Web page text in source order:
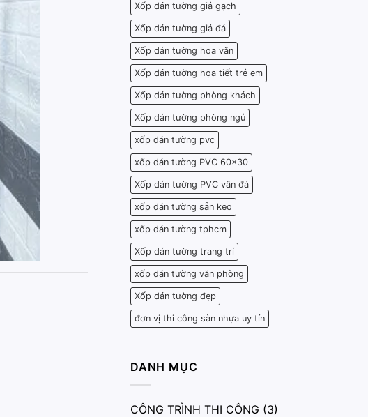
Xốp dán tường giả gạch
Xốp dán tường giả đá
Xốp dán tường hoa văn
Xốp dán tường họa tiết trẻ em
Xốp dán tường phòng khách
Xốp dán tường phòng ngủ
xốp dán tường pvc
xốp dán tường PVC 60x30
Xốp dán tường PVC vân đá
xốp dán tường sẵn keo
xốp dán tường tphcm
Xốp dán tường trang trí
xốp dán tường văn phòng
Xốp dán tường đẹp
đơn vị thi công sàn nhựa uy tín
DANH MỤC
CÔNG TRÌNH THI CÔNG (3)